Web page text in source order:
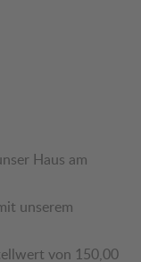
Haus am
unserem
von 150,00